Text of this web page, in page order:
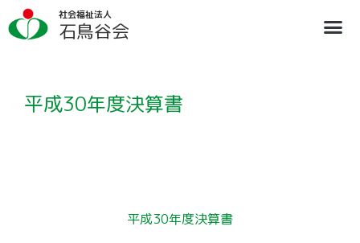
容
を
社会福祉法人
石鳥谷会
平成30年度決算書
平成30年度決算書